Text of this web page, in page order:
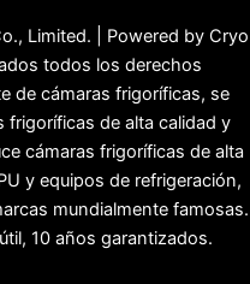
Limited. | Powered by Cryo
todos los derechos
de cámaras frigoríficas, se
de alta calidad y
cámaras frigoríficas de alta
y equipos de refrigeración,
mundialmente famosas.
10 años garantizados.